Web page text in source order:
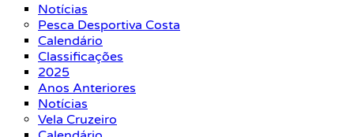
Notícias
Pesca Desportiva Costa
Calendário
Classificações
2025
Anos Anteriores
Notícias
Vela Cruzeiro